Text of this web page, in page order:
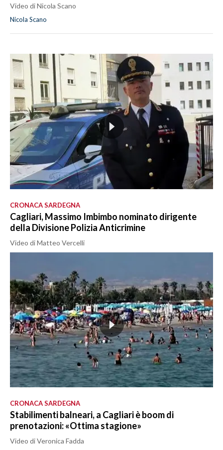
Video di Nicola Scano
Nicola Scano
CRONACA SARDEGNA
Cagliari, Massimo Imbimbo nominato dirigente
della Divisione Polizia Anticrimine
Video di Matteo Vercelli
CRONACA SARDEGNA
Stabilimenti balneari, a Cagliari è boom di
prenotazioni: «Ottima stagione»
Video di Veronica Fadda